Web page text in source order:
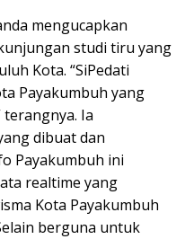
mengucapkan
studi tiru yang
Kota. “SiPedati
Payakumbuh yang
Ia
dibuat dan
Payakumbuh ini
realtime yang
Kota Payakumbuh
berguna untuk